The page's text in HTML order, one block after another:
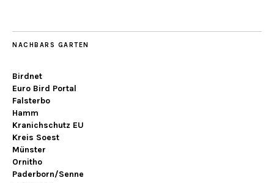
NACHBARS GARTEN
Birdnet
Euro Bird Portal
Falsterbo
Hamm
Kranichschutz EU
Kreis Soest
Münster
Ornitho
Paderborn/Senne